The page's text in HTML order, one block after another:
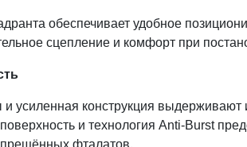
обеспечивает удобное
сцепление и комфорт при
усиленная конструкция выдерживают
и технология Anti-Burst
фталатов.